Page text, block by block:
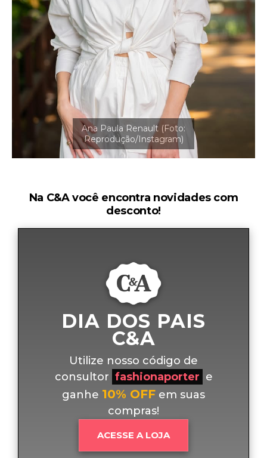
Na C&A você encontra novidades com
desconto!
DIA DOS PAIS
C&A
Utilize nosso código de
consultor fashionaporter e
ganhe 10% OFF em suas
compras!
ACESSE A LOJA